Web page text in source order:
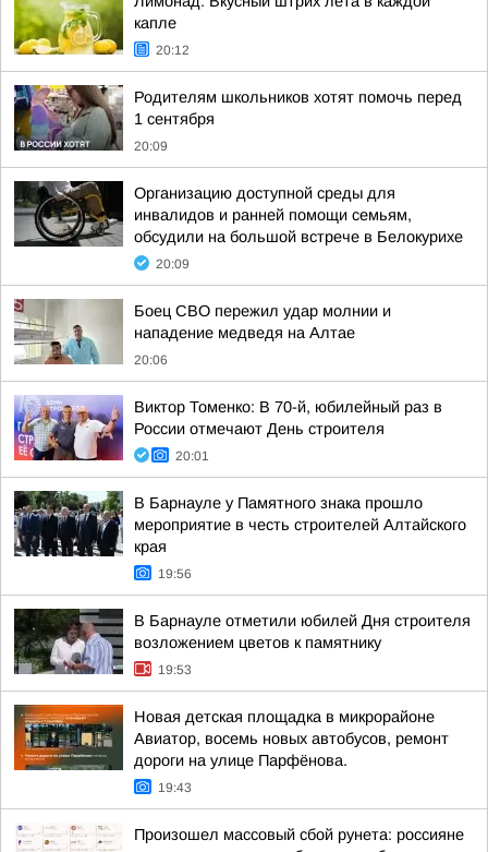
капле
20:12
Родителям школьников хотят помочь перед
1 сентября
20:09
Организацию доступной среды для
инвалидов и ранней помощи семьям,
обсудили на большой встрече в Белокурихе
20:09
Боец СВО пережил удар молнии и
нападение медведя на Алтае
20:06
Виктор Томенко: В 70-й, юбилейный раз в
России отмечают День строителя
20:01
В Барнауле у Памятного знака прошло
мероприятие в честь строителей Алтайского
края
19:56
В Барнауле отметили юбилей Дня строителя
возложением цветов к памятнику
19:53
Новая детская площадка в микрорайоне
Авиатор, восемь новых автобусов, ремонт
дороги на улице Парфёнова.
19:43
Произошел массовый сбой рунета: россияне